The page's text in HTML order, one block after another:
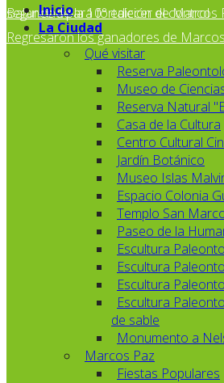
seguridad para fortalecer el control
Balance de la 10° edición de Marcos
Regresaron los ganadores de
Inicio
La Ciudad
Qué visitar
Reserva
Museo de
Reserva Natural
Casa de la Cultura
Centro Cultural
Jardín Botánico
Museo Islas
Espacio Colonia
Templo San
Paseo de la
Escultura
Escultura
Escultura
Escultura
de sable
Monumento a
Marcos Paz
Fiestas Populares